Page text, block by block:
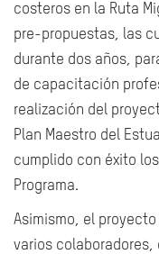
costeros en la Ruta
pre-propuestas, las
durante dos años,
de capacitación
realización del
Plan Maestro del
cumplido con éxito
Programa.
Asimismo, el
varios colaboradores,